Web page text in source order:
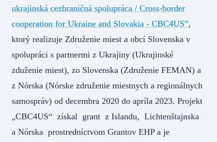
ukrajinská cezhraničná spolupráca / Cross-border
cooperation for Ukraine and Slovakia - CBC4US”,
ktorý realizuje Združenie miest a obcí Slovenska v
spolupráci s partnermi z Ukrajiny (Ukrajinské
zduženie miest), zo Slovenska (Združenie FEMAN) a
z Nórska (Nórske združenie miestnych a regionálnych
samospráv) od decembra 2020 do apríla 2023. Projekt
„CBC4US“ získal grant z Islandu, Lichtenštajnska
a Nórska prostredníctvom Grantov EHP a je